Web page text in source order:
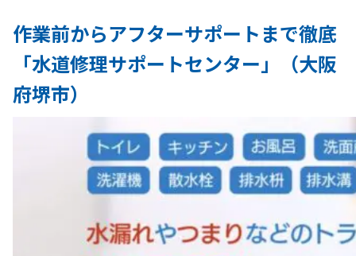
作業前からアフターサポートまで徹底
「水道修理サポートセンター」（大阪
府堺市）